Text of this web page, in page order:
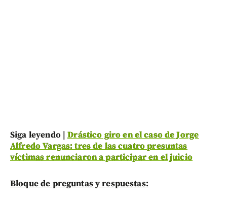
Siga leyendo |Drástico giro en el caso de Jorge
Alfredo Vargas: tres de las cuatro presuntas
víctimas renunciaron a participar en el juicio
Bloque de preguntas y respuestas: